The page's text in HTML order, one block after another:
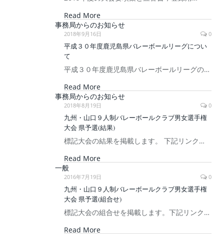
Read More
事務局からのお知らせ
2018年9月16日 0
平成３０年度鹿児島県バレーボールリーグについ
て
平成３０年度鹿児島県バレーボールリーグの…
Read More
事務局からのお知らせ
2018年8月19日 0
九州・山口９人制バレーボールクラブ男女選手権
大会 県予選(結果)
標記大会の結果を掲載します。 下記リンク…
Read More
一般
2016年7月19日 0
九州・山口９人制バレーボールクラブ男女選手権
大会 県予選(組合せ)
標記大会の組合せを掲載します。下記リンク…
Read More